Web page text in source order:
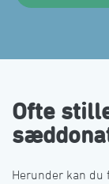
󠀰Ofte
󠀰Herunder kan du